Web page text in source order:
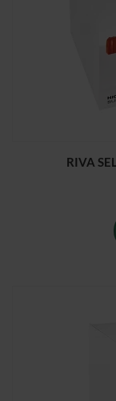
RIVA